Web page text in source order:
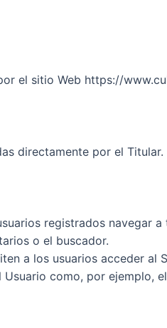
el sitio Web https://
directamente por el Titular.
registrados navegar
o el buscador.
a los usuarios acceder
como, por ejemplo,